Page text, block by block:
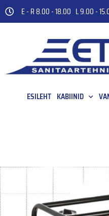
E - R 8.00 - 18.00 L 9.00 -
ESILEHT KABIINID